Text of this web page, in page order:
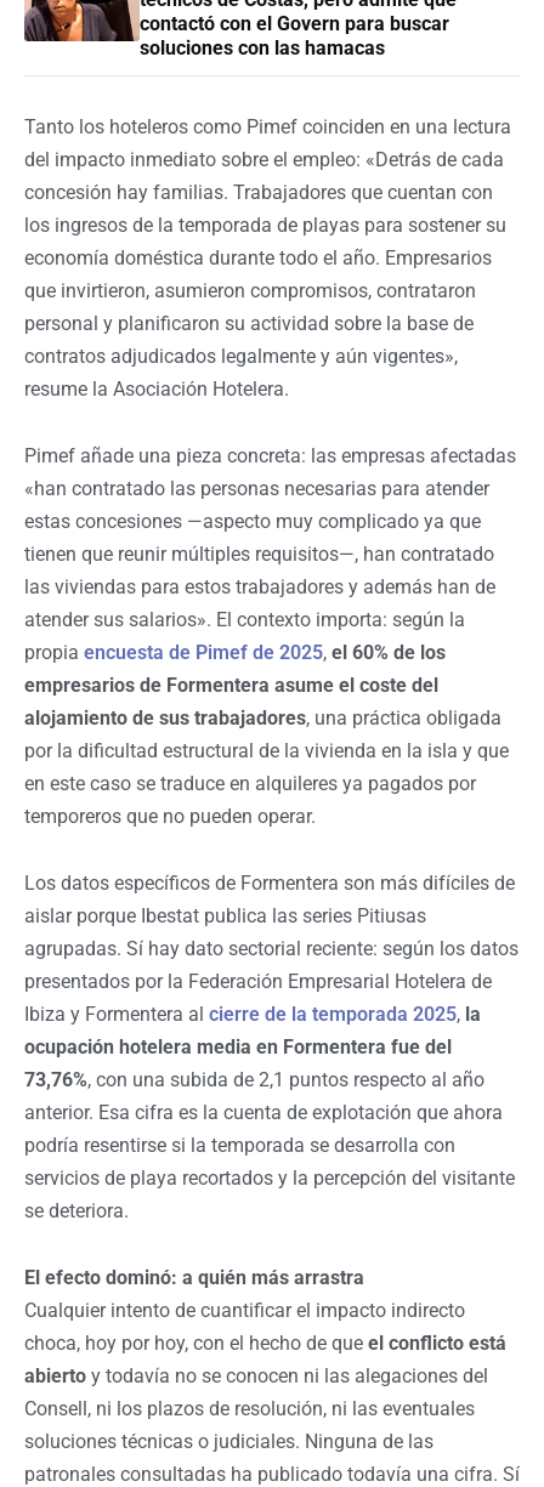
contactó con el Govern para buscar
soluciones con las hamacas
Tanto los hoteleros como Pimef coinciden en una lectura
del impacto inmediato sobre el empleo: «Detrás de cada
concesión hay familias. Trabajadores que cuentan con
los ingresos de la temporada de playas para sostener su
economía doméstica durante todo el año. Empresarios
que invirtieron, asumieron compromisos, contrataron
personal y planificaron su actividad sobre la base de
contratos adjudicados legalmente y aún vigentes»,
resume la Asociación Hotelera.
Pimef añade una pieza concreta: las empresas afectadas
«han contratado las personas necesarias para atender
estas concesiones —aspecto muy complicado ya que
tienen que reunir múltiples requisitos—, han contratado
las viviendas para estos trabajadores y además han de
atender sus salarios». El contexto importa: según la
propia encuesta de Pimef de 2025, el 60% de los
empresarios de Formentera asume el coste del
alojamiento de sus trabajadores, una práctica obligada
por la dificultad estructural de la vivienda en la isla y que
en este caso se traduce en alquileres ya pagados por
temporeros que no pueden operar.
Los datos específicos de Formentera son más difíciles de
aislar porque Ibestat publica las series Pitiusas
agrupadas. Sí hay dato sectorial reciente: según los datos
presentados por la Federación Empresarial Hotelera de
Ibiza y Formentera al cierre de la temporada 2025, la
ocupación hotelera media en Formentera fue del
73,76%, con una subida de 2,1 puntos respecto al año
anterior. Esa cifra es la cuenta de explotación que ahora
podría resentirse si la temporada se desarrolla con
servicios de playa recortados y la percepción del visitante
se deteriora.
El efecto dominó: a quién más arrastra
Cualquier intento de cuantificar el impacto indirecto
choca, hoy por hoy, con el hecho de que el conflicto está
abierto y todavía no se conocen ni las alegaciones del
Consell, ni los plazos de resolución, ni las eventuales
soluciones técnicas o judiciales. Ninguna de las
patronales consultadas ha publicado todavía una cifra. Sí